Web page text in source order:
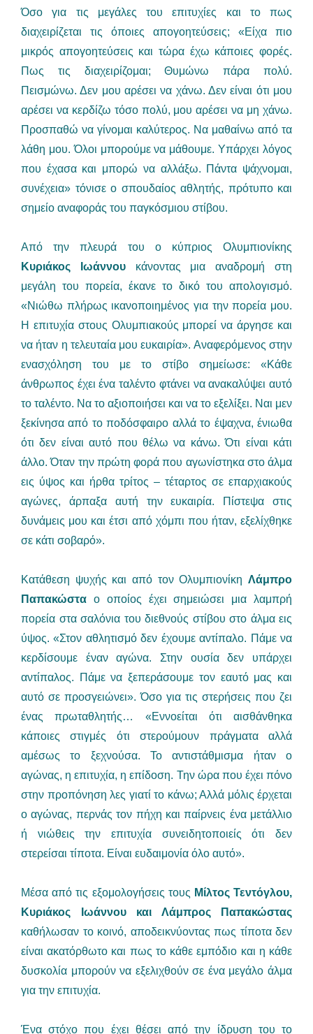
Όσο για τις μεγάλες του επιτυχίες και το πως
διαχειρίζεται τις όποιες απογοητεύσεις; «Είχα πιο
μικρός απογοητεύσεις και τώρα έχω κάποιες φορές.
Πως τις διαχειρίζομαι; Θυμώνω πάρα πολύ.
Πεισμώνω. Δεν μου αρέσει να χάνω. Δεν είναι ότι μου
αρέσει να κερδίζω τόσο πολύ, μου αρέσει να μη χάνω.
Προσπαθώ να γίνομαι καλύτερος. Να μαθαίνω από τα
λάθη μου. Όλοι μπορούμε να μάθουμε. Υπάρχει λόγος
που έχασα και μπορώ να αλλάξω. Πάντα ψάχνομαι,
συνέχεια» τόνισε ο σπουδαίος αθλητής, πρότυπο και
σημείο αναφοράς του παγκόσμιου στίβου.
Από την πλευρά του ο κύπριος Ολυμπιονίκης
Κυριάκος Ιωάννουκάνοντας μια αναδρομή στη
μεγάλη του πορεία, έκανε το δικό του απολογισμό.
«Νιώθω πλήρως ικανοποιημένος για την πορεία μου.
Η επιτυχία στους Ολυμπιακούς μπορεί να άργησε και
να ήταν η τελευταία μου ευκαιρία». Αναφερόμενος στην
ενασχόληση του με το στίβο σημείωσε: «Κάθε
άνθρωπος έχει ένα ταλέντο φτάνει να ανακαλύψει αυτό
το ταλέντο. Να το αξιοποιήσει και να το εξελίξει. Ναι μεν
ξεκίνησα από το ποδόσφαιρο αλλά το έψαχνα, ένιωθα
ότι δεν είναι αυτό που θέλω να κάνω. Ότι είναι κάτι
άλλο. Όταν την πρώτη φορά που αγωνίστηκα στο άλμα
εις ύψος και ήρθα τρίτος – τέταρτος σε επαρχιακούς
αγώνες, άρπαξα αυτή την ευκαιρία. Πίστεψα στις
δυνάμεις μου και έτσι από χόμπι που ήταν, εξελίχθηκε
σε κάτι σοβαρό».
Κατάθεση ψυχής και από τον Ολυμπιονίκη Λάμπρο
Παπακώστα ο οποίος έχει σημειώσει μια λαμπρή
πορεία στα σαλόνια του διεθνούς στίβου στο άλμα εις
ύψος. «Στον αθλητισμό δεν έχουμε αντίπαλο. Πάμε να
κερδίσουμε έναν αγώνα. Στην ουσία δεν υπάρχει
αντίπαλος. Πάμε να ξεπεράσουμε τον εαυτό μας και
αυτό σε προσγειώνει». Όσο για τις στερήσεις που ζει
ένας πρωταθλητής… «Εννοείται ότι αισθάνθηκα
κάποιες στιγμές ότι στερούμουν πράγματα αλλά
αμέσως το ξεχνούσα. Το αντιστάθμισμα ήταν ο
αγώνας, η επιτυχία, η επίδοση. Την ώρα που έχει πόνο
στην προπόνηση λες γιατί το κάνω; Αλλά μόλις έρχεται
ο αγώνας, περνάς τον πήχη και παίρνεις ένα μετάλλιο
ή νιώθεις την επιτυχία συνειδητοποιείς ότι δεν
στερείσαι τίποτα. Είναι ευδαιμονία όλο αυτό».
Μέσα από τις εξομολογήσεις τους Μίλτος Τεντόγλου,
Κυριάκος Ιωάννου και Λάμπρος Παπακώστας
καθήλωσαν το κοινό, αποδεικνύοντας πως τίποτα δεν
είναι ακατόρθωτο και πως το κάθε εμπόδιο και η κάθε
δυσκολία μπορούν να εξελιχθούν σε ένα μεγάλο άλμα
για την επιτυχία.
Ένα στόχο που έχει θέσει από την ίδρυση του το